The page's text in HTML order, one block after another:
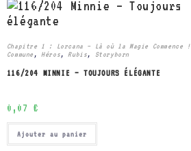
Chapitre 1 : Lorcana – Là où la Magie Commence !
Commune , Héros, Rubis, Storyborn
116/204 MINNIE – TOUJOURS ÉLÉGANTE
0,07 €
Ajouter au panier